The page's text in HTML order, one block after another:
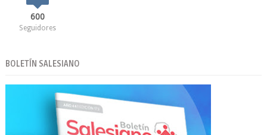
600
Seguidores
BOLETÍN SALESIANO